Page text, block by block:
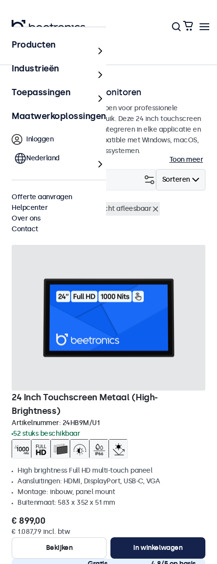
Touchscreens
24 inch touchscreen monitoren
24 inch touchscreens ontworpen voor professionele
toepassingen en continu gebruik. Deze 24 inch touchscreen
monitoren zijn eenvoudig te integreren in elke applicatie en
iedere omgeving en zijn compatible met Windows, macOS,
ChromeOS en Linux besturingssystemen.
Toon meer
Sorteren
Filter (1)
24 inch touchscreens
Zonlicht afleesbaar
Wis alle filters
24 Inch Touchscreen Metaal (High-
Brightness)
Artikelnummer: 24HB9M/U1
52 stuks beschikbaar
High brightness Full HD multi-touch paneel
Aansluitingen: HDMI, DisplayPort, USB-C, VGA
Montage: inbouw, panel mount
Buitenmaat: 583 x 352 x 51 mm
€ 899,00
€ 1.087,79 incl. btw
Bekijken
In winkelwagen
Producten
Industrieën
Toepassingen
Maatwerkoplossingen
Inloggen
Nederland
Offerte aanvragen
Helpcenter
Over ons
Contact